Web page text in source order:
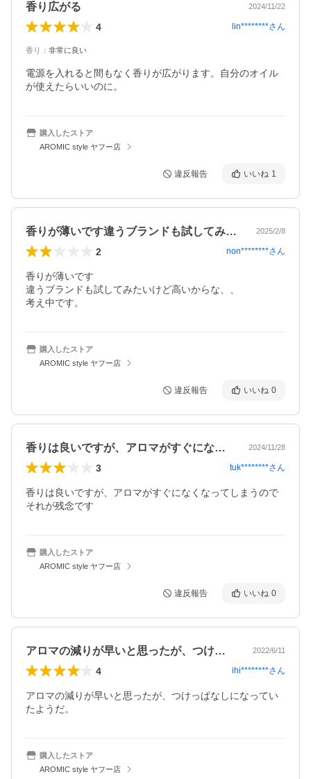
香り広がる 2024/11/22
4 lin********さん
香り ： 非常に良い
電源を入れると間もなく香りが広がります。自分のオイル
が使えたらいいのに。
購入したストア
AROMIC style ヤフー店
違反報告 いいね 1
香りが薄いです違うブランドも試してみた… 2025/2/8
2 non********さん
香りが薄いです
違うブランドも試してみたいけど高いからな、、
考え中です。
購入したストア
AROMIC style ヤフー店
違反報告 いいね 0
香りは良いですが、アロマがすぐになくな… 2024/11/28
3 tuk********さん
香りは良いですが、アロマがすぐになくなってしまうので
それが残念です
購入したストア
AROMIC style ヤフー店
違反報告 いいね 0
アロマの減りが早いと思ったが、つけっぱ… 2022/6/11
4 ihi********さん
アロマの減りが早いと思ったが、つけっぱなしになってい
たようだ。
購入したストア
AROMIC style ヤフー店